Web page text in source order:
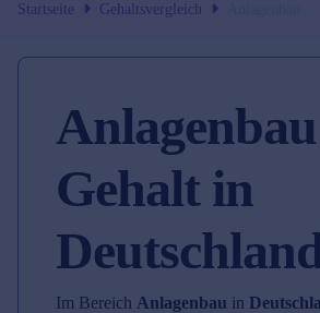
Startseite Gehaltsvergleich
Anlagenbau
Gehalt in
Im Bereich Anlagenbau in